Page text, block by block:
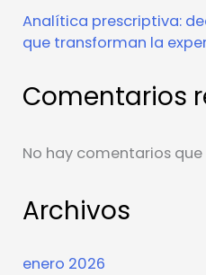
Analítica prescriptiva:
que transforman la
Comentarios
No hay comentarios
Archivos
enero 2026